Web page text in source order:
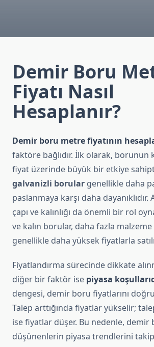
Demir Boru
Fiyatı Nasıl
Hesaplanır?
Demir boru metre fiyatının
faktöre bağlıdır. İlk olarak, borunun
fiyat üzerinde büyük bir etkiye
galvanizli borular genellikle daha
paslanmaya karşı daha dayanıklıdır.
çapı ve kalınlığı da önemli bir rol
ve kalın borular, daha fazla
genellikle daha yüksek fiyatlarla
Fiyatlandırma sürecinde dikkate
diğer bir faktör ise piyasa
dengesi, demir boru fiyatlarını
Talep arttığında fiyatlar yükselir;
ise fiyatlar düşer. Bu nedenle, demir
düşünenlerin piyasa trendlerini